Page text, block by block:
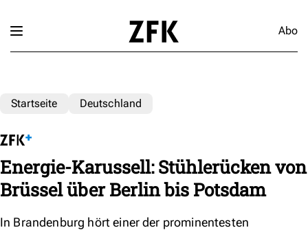
Abo
Startseite Deutschland
Energie-Karussell: Stühlerücken von
Brüssel über Berlin bis Potsdam
In Brandenburg hört einer der prominentesten